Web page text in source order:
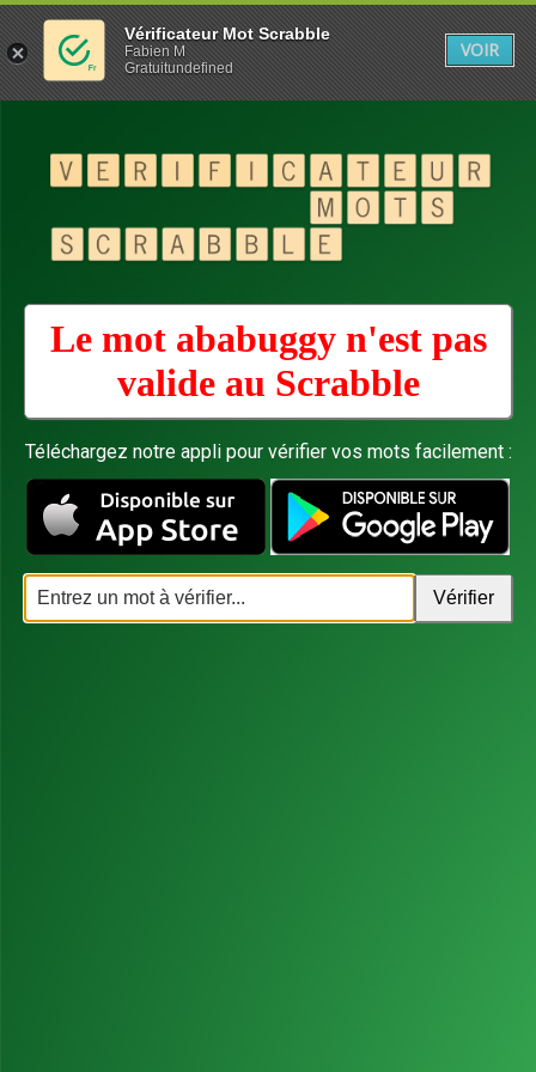
Le mot ababuggy n'est pas
valide au Scrabble
Téléchargez notre appli pour vérifier vos mots facilement :
Vérificateur Mot Scrabble
Fabien M
Gratuitundefined
VOIR